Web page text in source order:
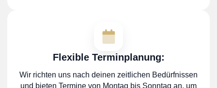
Flexible Terminplanung:
Wir richten uns nach deinen zeitlichen Bedürfnissen
und bieten Termine von Montag bis Sonntag an, um